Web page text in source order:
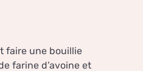
faire une bouillie
farine d’avoine et